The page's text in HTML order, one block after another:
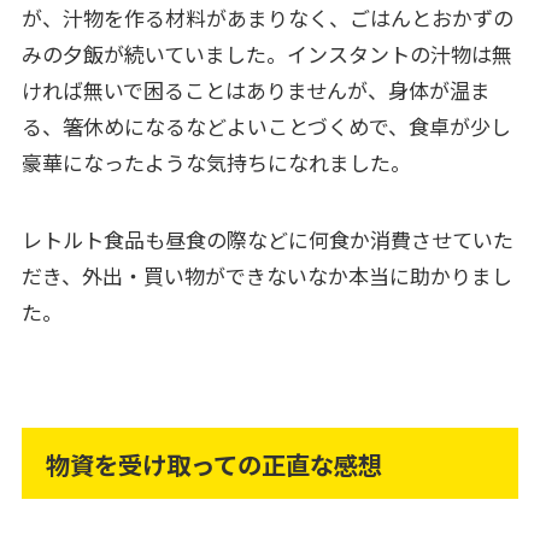
が、汁物を作る材料があまりなく、ごはんとおかずの
みの夕飯が続いていました。インスタントの汁物は無
ければ無いで困ることはありませんが、身体が温ま
る、箸休めになるなどよいことづくめで、食卓が少し
豪華になったような気持ちになれました。
レトルト食品も昼食の際などに何食か消費させていた
だき、外出・買い物ができないなか本当に助かりまし
た。
物資を受け取っての正直な感想